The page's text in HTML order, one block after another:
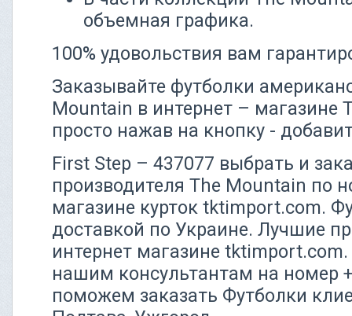
объемная графика.
100% удовольствия вам
Заказывайте футболки
Mountain в интернет – магазине
просто нажав на кнопку -
First Step – 437077 выбрать и
производителя The Mountain по
магазине курток tktimport.com.
доставкой по Украине. Лучшие
интернет магазине
нашим консультантам на номер
поможем заказать Футболки